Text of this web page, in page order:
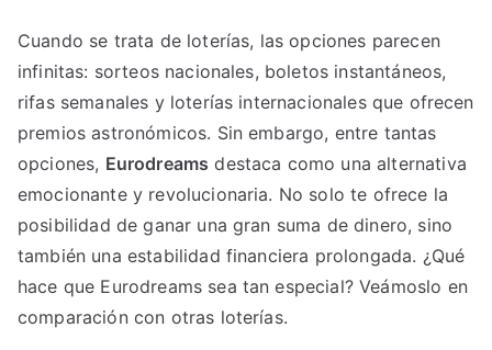
vs
otras
loterias
Cuando se trata de loterías, las opciones parecen
infinitas: sorteos nacionales, boletos instantáneos,
rifas semanales y loterías internacionales que ofrecen
premios astronómicos. Sin embargo, entre tantas
opciones, Eurodreams destaca como una alternativa
emocionante y revolucionaria. No solo te ofrece la
posibilidad de ganar una gran suma de dinero, sino
también una estabilidad financiera prolongada. ¿Qué
hace que Eurodreams sea tan especial? Veámoslo en
comparación con otras loterías.